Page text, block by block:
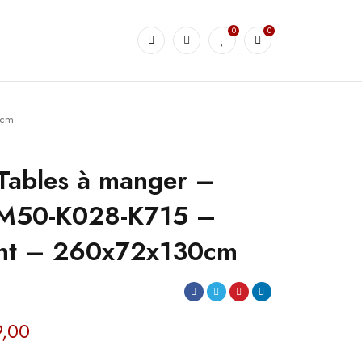
0 0
à manger –
K028-K715 –
– 260x72x130cm